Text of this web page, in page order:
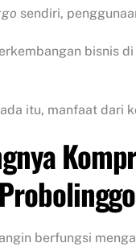
sendiri,
bisnis
itu, manfaat dari
berfungsi